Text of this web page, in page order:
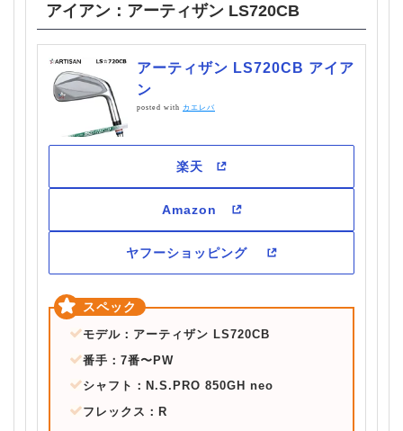
アイアン：アーティザン LS720CB
アーティザン LS720CB アイア
ン
posted with カエレバ
モデル：アーティザン LS720CB
番手：7番〜PW
シャフト：N.S.PRO 850GH neo
フレックス：R